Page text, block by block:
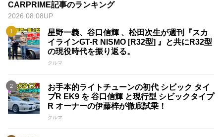
CARPRIME記事のランキング
2026.08.08UP
星野一義、谷口信輝 、松田次生が週刊『スカ
イラインGT-R NISMO [R32型] 』と共にR32型
の現役時代を振り返る。
クルマ
お手本的ライトチューンの初代 シビック タイ
プR EK9 を 谷口信輝 と現行型 シビックタイプ
R オーナーの伊藤梓が徹底試乗！
クルマ